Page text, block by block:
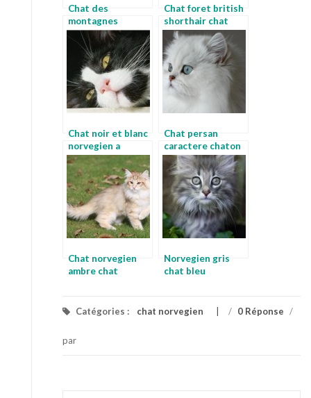
Chat des
montagnes
norvegiennes
chaton norvegien
gris
Chat foret british
shorthair chat
Chat noir et blanc
norvegien a
vendre
Chat persan
caractere chaton
norvegien noir et
blanc
Chat norvegien
ambre chat
Norvegien gris
chat bleu
Catégories : chat norvegien / 0 Réponse /
par